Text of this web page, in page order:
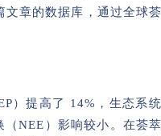
章的数据库，通过全球
）提高了 14%，生态系
（NEE）影响较小。在荟